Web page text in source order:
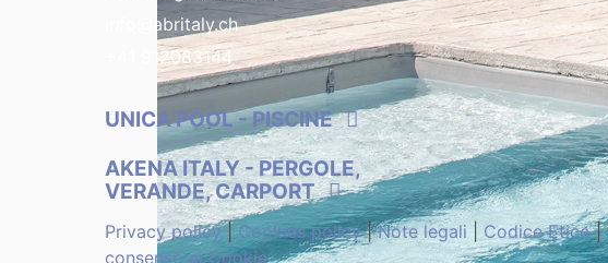
info@abritaly.ch
+41 912083144
UNICA POOL- PISCINE
AKENA ITALY- PERGOLE,
VERANDE, CARPORT
Privacy policy| Cookies policy|Note legali| Codice Etico|
consenso ai Cookie